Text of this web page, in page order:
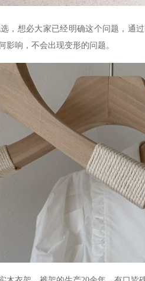
，想必大家已经明确这个问题，通
影响，不会出现变形的问题。